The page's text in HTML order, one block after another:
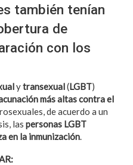
también tenían
de
con los
ytransexual(LGBT)
más altas contra el
de acuerdo a un
las personas LGBT
en la inmunización.